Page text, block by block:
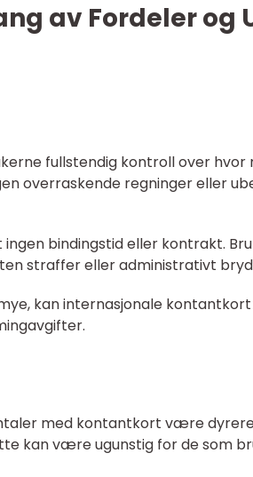
av Fordeler og
fullstendig kontroll over hvor
overraskende regninger eller
bindingstid eller kontrakt.
straffer eller administrativt
kan internasjonale
med kontantkort være
kan være ugunstig for de som